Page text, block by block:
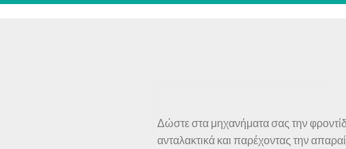
Δώστε στα μηχανήματα σας την
ανταλακτικά και παρέχοντας την